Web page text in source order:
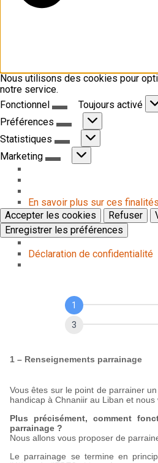
Nous utilisons des cookies pour
notre service.
Fonctionnel
Fonctionnel
Toujours activé
Préférences
Préférences
Statistiques Statistiques
Marketing Marketing
En savoir plus sur ces finalités
Accepter les cookies
Refuser
Enregistrer les préférences
Déclaration de confidentialité
parrainage
1 – Renseignements parrainage
Vous êtes sur le point de parrainer
handicap à Chnaniir au Liban et nous
Plus précisément, comment
parrainage ?
Nous allons vous proposer de
Le parrainage se termine en